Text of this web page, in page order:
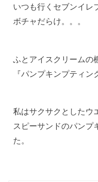
いつも行くセブンイレ
ボチャだらけ。。。
ふとアイスクリームの
『パンプキンプティン
私はサクサクとしたウ
スピーサンドのパンプ
た。